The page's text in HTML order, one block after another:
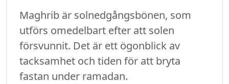
Maghrib är solnedgångsbönen, som
utförs omedelbart efter att solen
försvunnit. Det är ett ögonblick av
tacksamhet och tiden för att bryta
fastan under ramadan.